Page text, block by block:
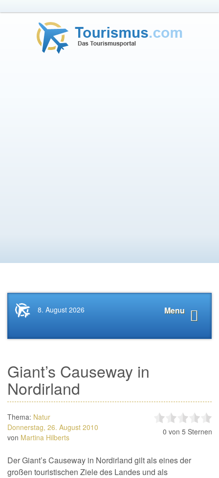
Startseite
News.Tourismus.com
Menu
8. August 2026
Giant’s Causeway in
Nordirland
Thema: Natur
Donnerstag, 26. August 2010
von Martina Hilberts
0 von 5 Sternen
Der Giant’s Causeway in Nordirland gilt als eines der
großen touristischen Ziele des Landes und als